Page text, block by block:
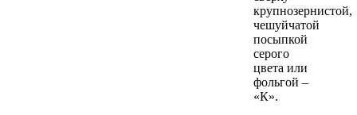
крупнозернистой,
чешуйчатой
посыпкой
серого
цвета или
фольгой –
«К».